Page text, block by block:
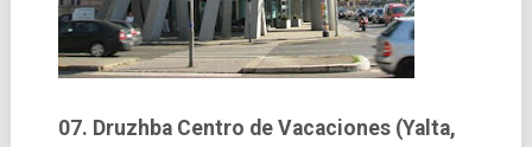
07. Druzhba Centro de Vacaciones (Yalta,